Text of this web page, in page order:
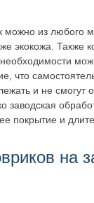
можно из любого
экокожа. Также
что
и не смогут
заводская
покрытие и
на